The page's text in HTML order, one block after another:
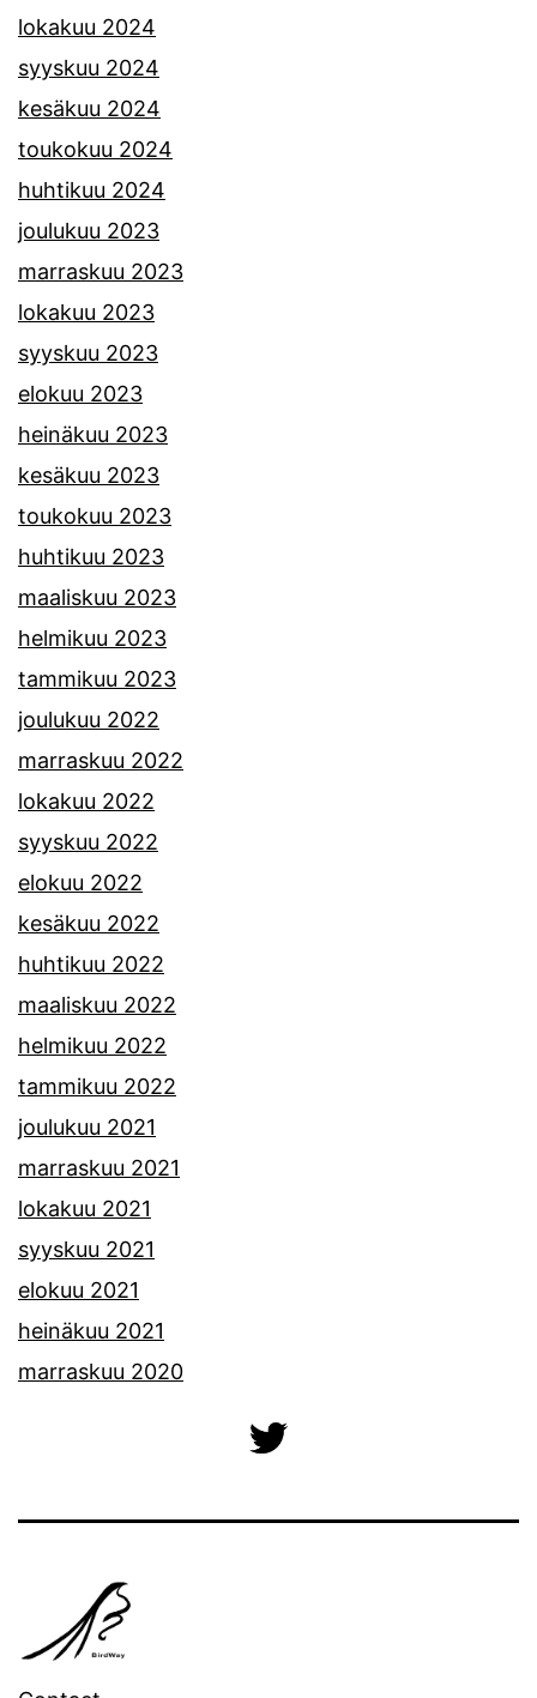
lokakuu 2024
syyskuu 2024
kesäkuu 2024
toukokuu 2024
huhtikuu 2024
joulukuu 2023
marraskuu 2023
lokakuu 2023
syyskuu 2023
elokuu 2023
heinäkuu 2023
kesäkuu 2023
toukokuu 2023
huhtikuu 2023
maaliskuu 2023
helmikuu 2023
tammikuu 2023
joulukuu 2022
marraskuu 2022
lokakuu 2022
syyskuu 2022
elokuu 2022
kesäkuu 2022
huhtikuu 2022
maaliskuu 2022
helmikuu 2022
tammikuu 2022
joulukuu 2021
marraskuu 2021
lokakuu 2021
syyskuu 2021
elokuu 2021
heinäkuu 2021
marraskuu 2020